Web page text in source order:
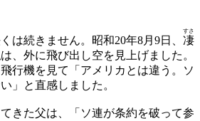
は続きません。昭和20年8月9日、 凄
すさ
、外に飛び出し空を見上げました。
行機を見て「アメリカとは違う。ソ
」と直感しました。
きた父は、「ソ連が条約を破って参